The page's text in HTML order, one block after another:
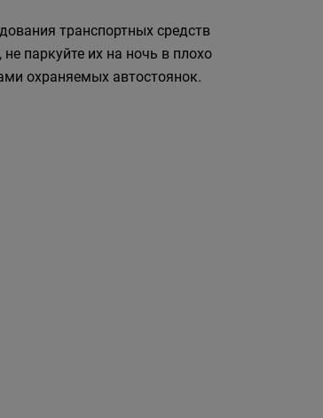
транспортных средств
паркуйте их на ночь в плохо
охраняемых автостоянок.